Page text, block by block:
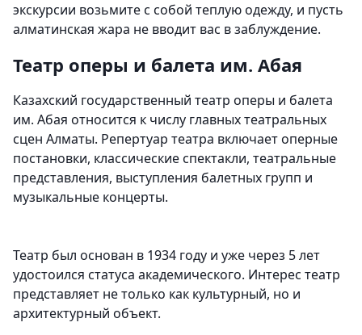
экскурсии возьмите с собой теплую одежду, и пусть
алматинская жара не вводит вас в заблуждение.
Театр оперы и балета им. Абая
Казахский государственный театр оперы и балета
им. Абая относится к числу главных театральных
сцен Алматы. Репертуар театра включает оперные
постановки, классические спектакли, театральные
представления, выступления балетных групп и
музыкальные концерты.
Театр был основан в 1934 году и уже через 5 лет
удостоился статуса академического. Интерес театр
представляет не только как культурный, но и
архитектурный объект.